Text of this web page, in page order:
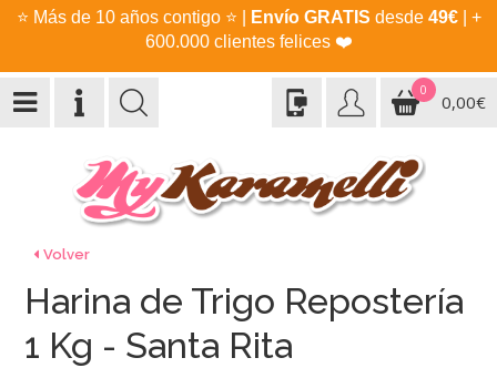
⭐ Más de 10 años contigo ⭐ Envío GRATIS desde 49€| +
600.000 clientes felices ❤️
0
0,00€
Volver
Harina de Trigo Repostería
1 Kg - Santa Rita